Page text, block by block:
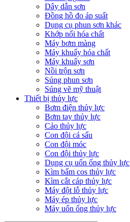
Dây dẫn sơn
Đồng hồ đo áp suất
Dụng cụ phun sơn khác
Khớp nối hóa chất
Máy bơm màng
Máy khuấy hóa chất
Máy khuấy sơn
Nồi trộn sơn
Súng phun sơn
Súng vẽ mỹ thuật
Thiết bị thủy lực
Bơm điện thủy lực
Bơm tay thủy lực
Cảo thủy lực
Con đội cá sấu
Con đội móc
Con đội thủy lực
Dụng cụ uốn ống thủy lực
Kìm bấm cos thủy lực
Kìm cắt cáp thủy lực
Máy đột lỗ thủy lực
Máy ép thủy lực
Máy uốn ống thủy lực